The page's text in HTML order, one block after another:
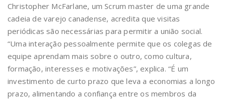
Christopher McFarlane, um Scrum master de uma grande
cadeia de varejo canadense, acredita que visitas
periódicas são necessárias para permitir a união social.
“Uma interação pessoalmente permite que os colegas de
equipe aprendam mais sobre o outro, como cultura,
formação, interesses e motivações”, explica. “É um
investimento de curto prazo que leva a economias a longo
prazo, alimentando a confiança entre os membros da